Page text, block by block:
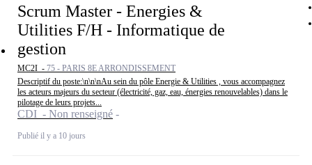
Scrum Master - Energies &
Utilities F/H - Informatique de
gestion
MC2I - 75 - PARIS 8E ARRONDISSEMENT
Descriptif du poste:\n\n\nAu sein du pôle Energie & Utilities , vous accompagnez
les acteurs majeurs du secteur (électricité, gaz, eau, énergies renouvelables) dans le
pilotage de leurs projets...
CDI - Non renseigné
Publié il y a 10 jours